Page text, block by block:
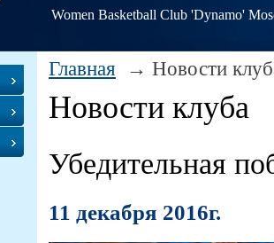
Women Basketball Club 'Dynamo'
Главная Новости
Новости клуба
Убедительная
11 декабря 2016г.